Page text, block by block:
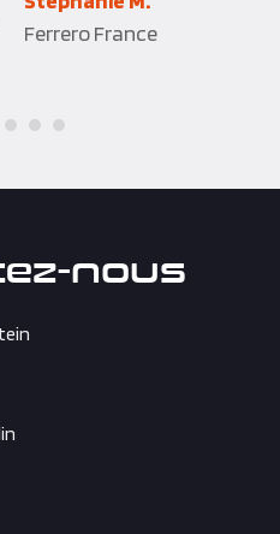
nous